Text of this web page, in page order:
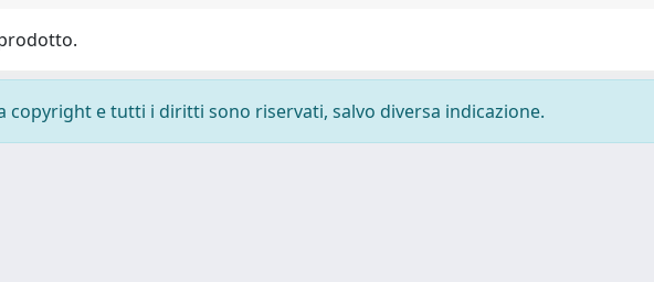
copyright e tutti i diritti sono riservati, salvo diversa indicazione.